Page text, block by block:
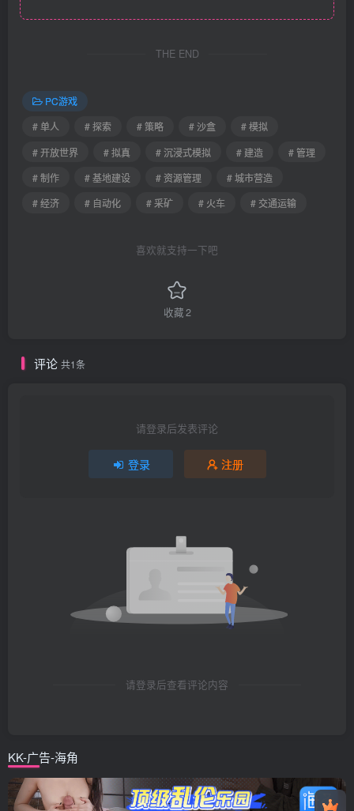
THE END
PC游戏
# 单人
# 探索 # 策略 # 沙盒
# 模拟
# 开放世界
# 拟真 # 沉浸式模拟 # 建造
# 管理
# 制作
# 基地建设 # 资源管理
# 城市营造
# 经济
# 自动化 # 采矿 # 火车 # 交通运输
喜欢就支持一下吧
收藏2
评论 共1条
请登录后发表评论
登录 注册
请登录后查看评论内容
KK-广告-海角